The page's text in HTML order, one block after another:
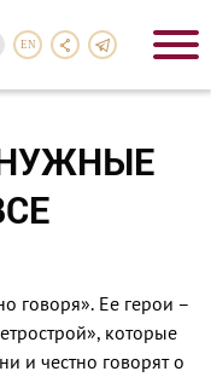
EN
говоря». Ее герои –
которые
и честно говорят о